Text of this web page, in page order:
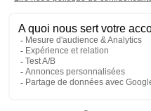
Magazine trimestriel
dédié à la mode et aux
beauté les plus créatives.
et de prescription, Crash